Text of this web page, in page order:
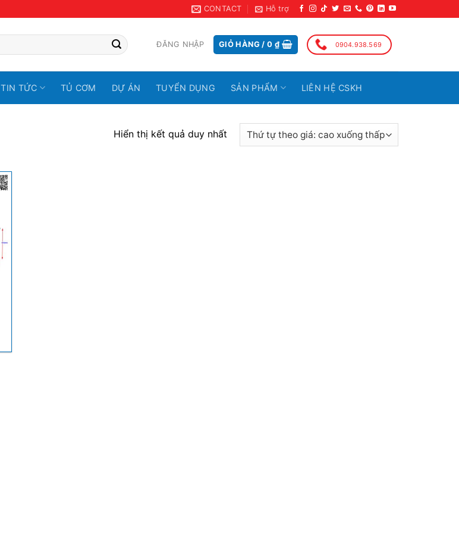
CONTACT Hỗ trợ
ĐĂNG NHẬP GIỎ HÀNG /0 ₫ 0904.938.569
TIN TỨC TỦ CƠM DỰ ÁN TUYỂN DỤNG SẢN PHẨM LIÊN HỆ CSKH
Hiển thị kết quả duy nhất